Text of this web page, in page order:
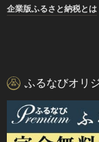
企業版ふるさと納税とは
ふるなびオリ